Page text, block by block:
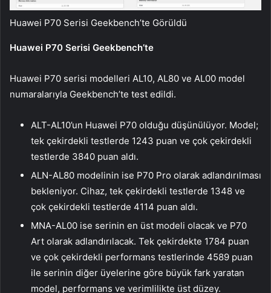
Huawei P70 Serisi Geekbench’te Görüldü
Huawei P70 Serisi Geekbench’te
Huawei P70 serisi modelleri AL10, AL80 ve AL00 model
numaralarıyla Geekbench’te test edildi.
ALT-AL10’un Huawei P70 olduğu düşünülüyor. Model;
tek çekirdekli testlerde 1243 puan ve çok çekirdekli
testlerde 3840 puan aldı.
ALN-AL80 modelinin ise P70 Pro olarak adlandırılması
bekleniyor. Cihaz, tek çekirdekli testlerde 1348 ve
çok çekirdekli testlerde 4114 puan aldı.
MNA-AL00 ise serinin en üst modeli olacak ve P70
Art olarak adlandırılacak. Tek çekirdekte 1784 puan
ve çok çekirdekli performans testlerinde 4589 puan
ile serinin diğer üyelerine göre büyük fark yaratan
model, performans ve verimlilikte üst düzey.